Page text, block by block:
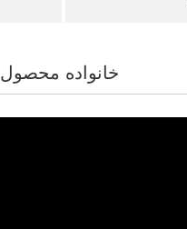
خانواده محصول